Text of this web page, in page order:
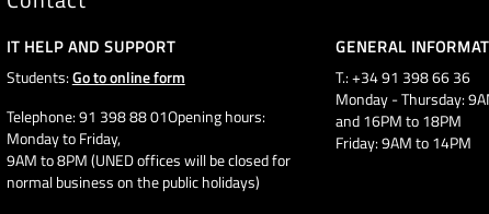
IT HELP AND SUPPORT
Students:Go to online form
Telephone: 91 398 88 01Opening hours:
Monday to Friday,
9AM to 8PM (UNED offices will be closed for
normal business on the public holidays)
GENERAL
T.: +34 91 398 66 36
Monday - Thursday:
and 16PM to 18PM
Friday: 9AM to 14PM